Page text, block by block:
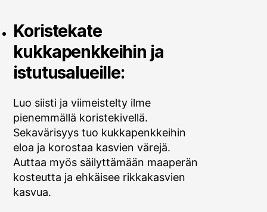
Koristekate
kukkapenkkeihin ja
istutusalueille:
Luo siisti ja viimeistelty ilme
pienemmällä koristekivellä.
Sekavärisyys tuo kukkapenkkeihin
eloa ja korostaa kasvien värejä.
Auttaa myös säilyttämään maaperän
kosteutta ja ehkäisee rikkakasvien
kasvua.